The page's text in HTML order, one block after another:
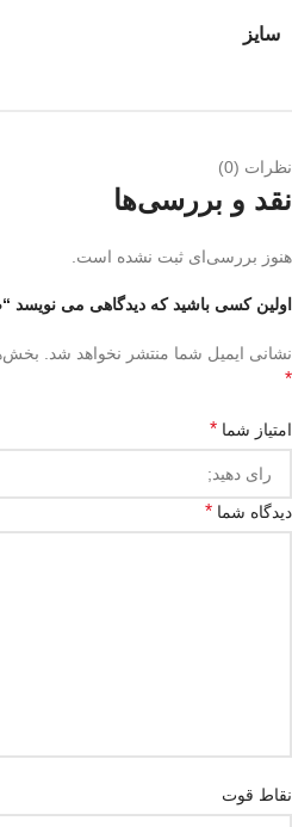
سایز
نظرات (0)
نقد و بررسی‌ها
هنوز بررسی‌ای ثبت نشده است.
اولین کسی باشید که دیدگاهی می نویسد
نشانی ایمیل شما منتشر نخواهد شد.
*
امتیاز شما *
دیدگاه شما *
نقاط قوت